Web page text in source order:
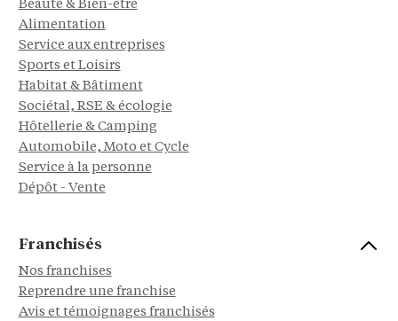
Beauté & Bien-être
Alimentation
Service aux entreprises
Sports et Loisirs
Habitat & Bâtiment
Sociétal, RSE & écologie
Hôtellerie & Camping
Automobile, Moto et Cycle
Service à la personne
Dépôt - Vente
Franchisés
Nos franchises
Reprendre une franchise
Avis et témoignages franchisés